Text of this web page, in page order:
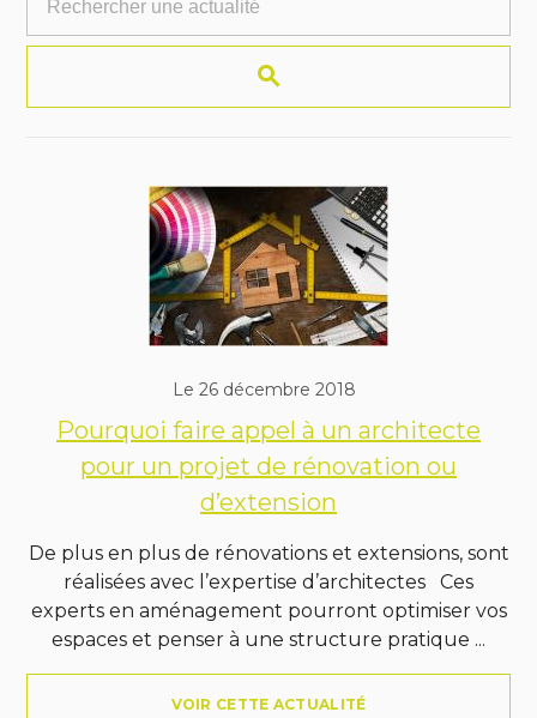
Le 26 décembre 2018
Pourquoi faire appel à un architecte
pour un projet de rénovation ou
d’extension
De plus en plus de rénovations et extensions, sont
réalisées avec l’expertise d’architectes Ces
experts en aménagement pourront optimiser vos
espaces et penser à une structure pratique ...
VOIR CETTE ACTUALITÉ